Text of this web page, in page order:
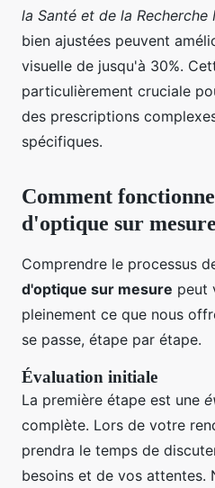
la Santé et de la Recherche
bien ajustées peuvent
visuelle de jusqu'à 30%.
particulièrement cruciale
des prescriptions
spécifiques.
Comment
d'optique sur mesure
Comprendre le processus
d'optique sur mesure peut
pleinement ce que nous
se passe, étape par étape.
Évaluation initiale
La première étape est une
complète. Lors de votre
prendra le temps de
besoins et de vos attentes.